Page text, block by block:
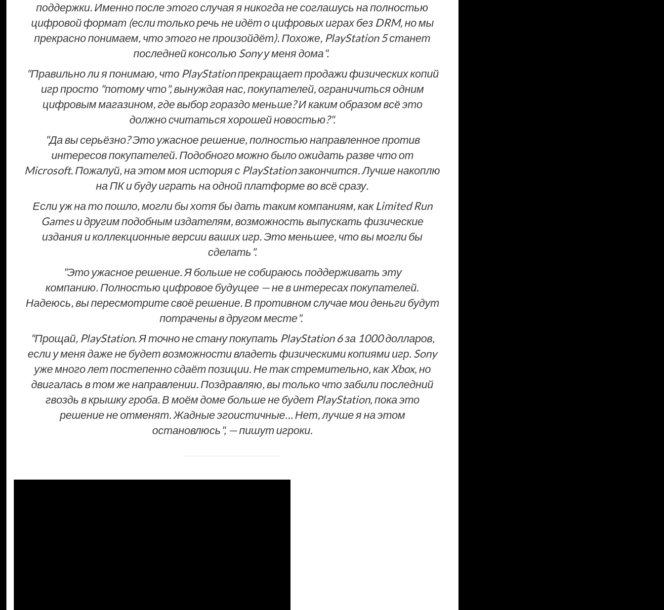
поддержки. Именно после этого случая я никогда не соглашусь на полностью
цифровой формат (если только речь не идёт о цифровых играх без DRM, но мы
прекрасно понимаем, что этого не произойдёт). Похоже, PlayStation 5 станет
последней консолью Sony у меня дома".
"Правильно ли я понимаю, что PlayStation прекращает продажи физических копий
игр просто "потому что", вынуждая нас, покупателей, ограничиться одним
цифровым магазином, где выбор гораздо меньше? И каким образом всё это
должно считаться хорошей новостью?".
"Да вы серьёзно? Это ужасное решение, полностью направленное против
интересов покупателей. Подобного можно было ожидать разве что от
Microsoft. Пожалуй, на этом моя история с PlayStation закончится. Лучше накоплю
на ПК и буду играть на одной платформе во всё сразу.
Если уж на то пошло, могли бы хотя бы дать таким компаниям, как Limited Run
Games и другим подобным издателям, возможность выпускать физические
издания и коллекционные версии ваших игр. Это меньшее, что вы могли бы
сделать".
"Это ужасное решение. Я больше не собираюсь поддерживать эту
компанию. Полностью цифровое будущее — не в интересах покупателей.
Надеюсь, вы пересмотрите своё решение. В противном случае мои деньги будут
потрачены в другом месте".
"Прощай, PlayStation. Я точно не стану покупать PlayStation 6 за 1000 долларов,
если у меня даже не будет возможности владеть физическими копиями игр. Sony
уже много лет постепенно сдаёт позиции. Не так стремительно, как Xbox, но
двигалась в том же направлении. Поздравляю, вы только что забили последний
гвоздь в крышку гроба. В моём доме больше не будет PlayStation, пока это
решение не отменят. Жадные эгоистичные… Нет, лучше я на этом
остановлюсь", — пишут игроки.